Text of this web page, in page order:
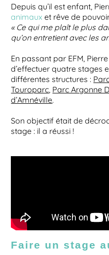
Depuis qu’il est enfant,
animaux et rêve de
« Ce qui me plaît le plus
qu’on entretient avec les
En passant par EFM,
d’effectuer quatre stages
différentes structures :
Touroparc Parc Argonne
d’Amnéville
Son objectif était de
stage : il a réussi !
Faire un stage